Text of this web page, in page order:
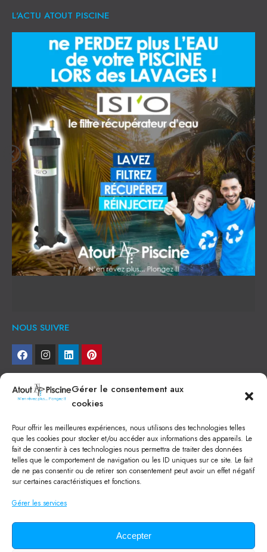
Gérer le consentement aux
cookies
Pour offrir les meilleures expériences, nous utilisons des technologies telles
que les cookies pour stocker et/ou accéder aux informations des appareils. Le
fait de consentir à ces technologies nous permettra de traiter des données
telles que le comportement de navigation ou les ID uniques sur ce site. Le fait
de ne pas consentir ou de retirer son consentement peut avoir un effet négatif
sur certaines caractéristiques et fonctions.
Gérer les services
Accepter
L'ACTU ATOUT PISCINE
NOUS SUIVRE
NEWSLETTER
Je veux recevoir toute l'actu
NOS SERVICES
Construction de piscine béton à Narbonne
Piscine coque à Narbonne
Acheter SPA à Narbonne
Pisciniste Narbonne
Mini piscine
Location machine avec chauffeur